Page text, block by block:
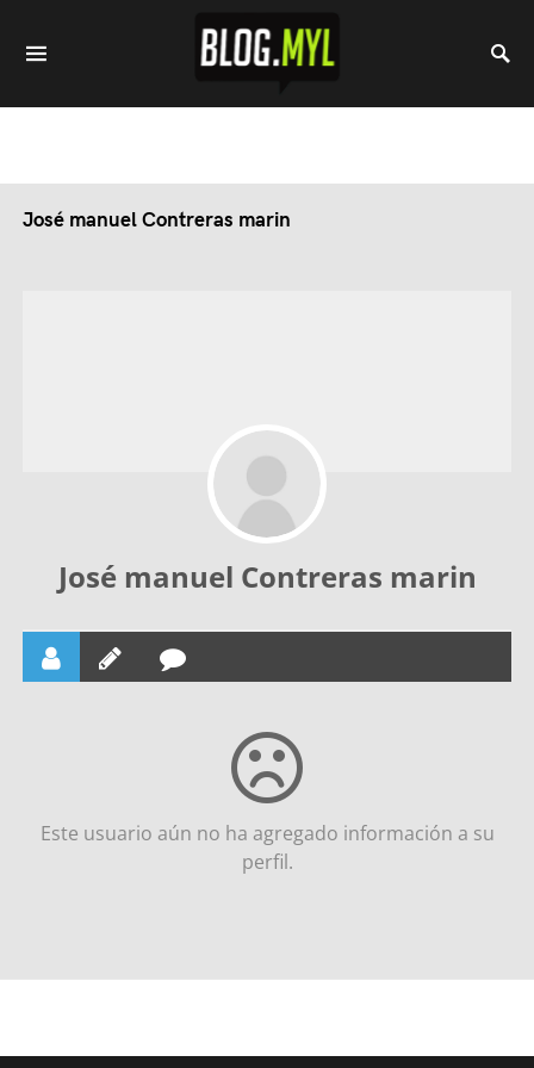
José manuel Contreras marin
José manuel Contreras marin
Este usuario aún no ha agregado información a su
perfil.